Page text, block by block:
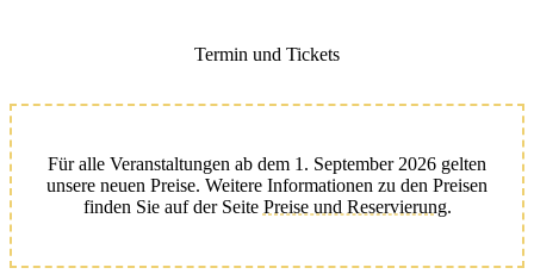
Termin und Tickets
Für alle Veranstaltungen ab dem 1. September 2026 gelten
unsere neuen Preise. Weitere Informationen zu den Preisen
finden Sie auf der Seite Preise und Reservierung.